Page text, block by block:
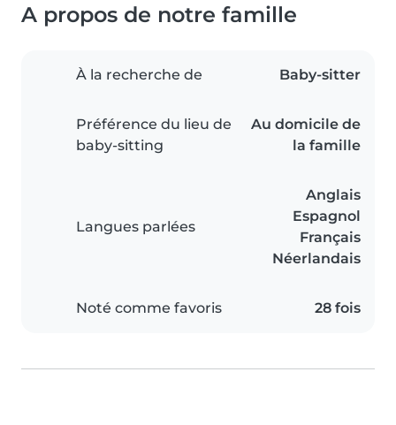
A propos de notre famille
À la recherche de Baby-sitter
Préférence du lieu de
baby-sitting
Au domicile de
la famille
Langues parlées
Anglais
Espagnol
Français
Néerlandais
Noté comme favoris 28 fois